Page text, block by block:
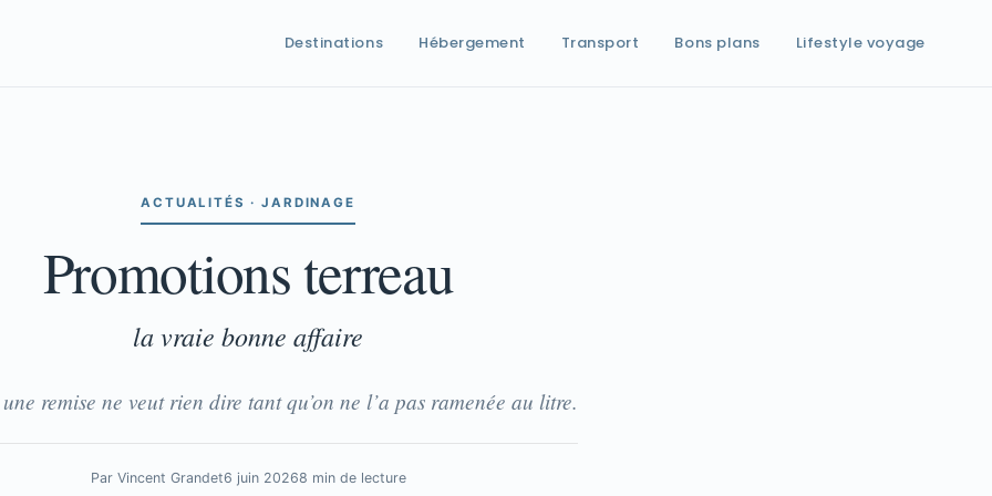
Destinations Hébergement Transport Bons plans Lifestyle voyage
ACTUALITÉS · JARDINAGE
Promotions terreau
la vraie bonne affaire
remise ne veut rien dire tant qu’on ne l’a pas ramenée au litre.
Par Vincent Grandet6 juin 20268 min de lecture